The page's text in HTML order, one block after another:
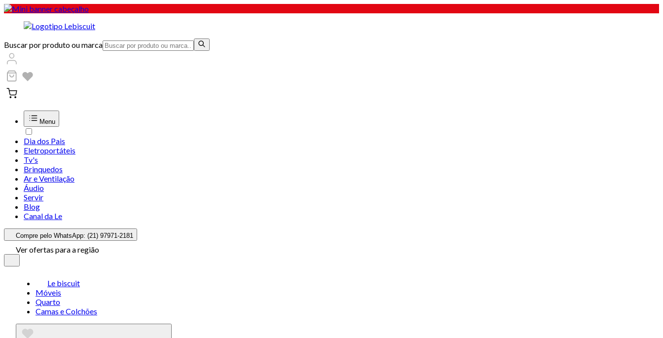
Buscar por produto ou marca
Menu
Dia dos Pais
Eletroportáteis
Tv's
Brinquedos
Ar e Ventilação
Áudio
Servir
Blog
Canal da Le
Compre pelo WhatsApp: (21) 97971-2181
Ver ofertas para a região
Le biscuit
Móveis
Quarto
Camas e Colchões